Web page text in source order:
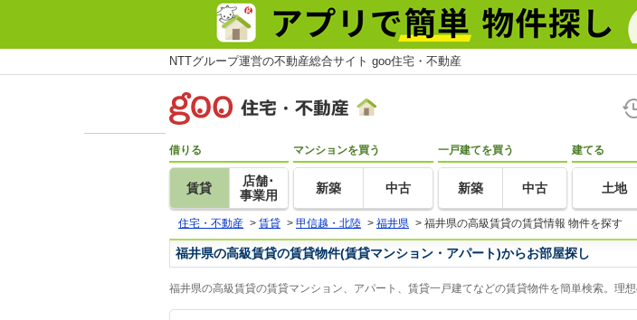
NTTグループ運営の不動産総合サイト goo住宅・不動産
借りる
賃貸
店舗･
事業用
マンションを買う
新築 中古
一戸建てを買う
新築 中古
建てる
土地
住宅・不動産 > 賃貸 > 甲信越・北陸 > 福井県 > 福井県の高級賃貸の賃貸情報 物件を探す
福井県の高級賃貸の賃貸物件(賃貸マンション・アパート)からお部屋探し
福井県の高級賃貸の賃貸マンション、アパート、賃貸一戸建てなどの賃貸物件を簡単検索。理